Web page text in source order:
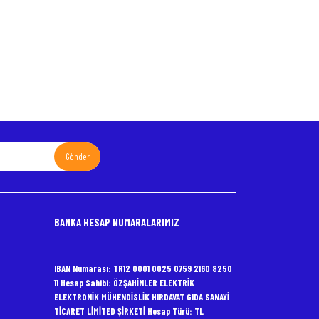
Gönder
BANKA HESAP NUMARALARIMIZ
IBAN Numarası: TR12 0001 0025 0759 2160 8250
11 Hesap Sahibi: ÖZŞAHİNLER ELEKTRİK
ELEKTRONİK MÜHENDİSLİK HIRDAVAT GIDA SANAYİ
TİCARET LİMİTED ŞİRKETİ Hesap Türü: TL